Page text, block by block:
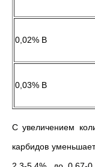
0,02% В
0,03% В
С увеличением
карбидов